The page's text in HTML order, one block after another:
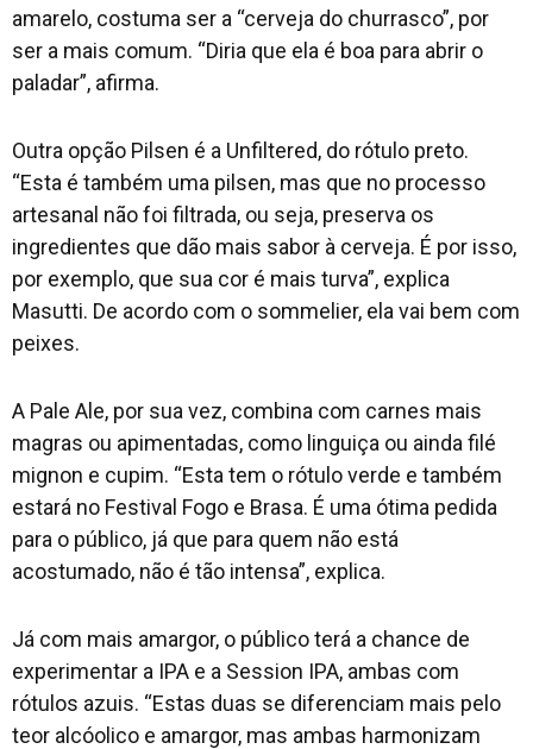
amarelo, costuma ser a “cerveja do churrasco”, por
ser a mais comum. “Diria que ela é boa para abrir o
paladar”, afirma.
Outra opção Pilsen é a Unfiltered, do rótulo preto.
“Esta é também uma pilsen, mas que no processo
artesanal não foi filtrada, ou seja, preserva os
ingredientes que dão mais sabor à cerveja. É por isso,
por exemplo, que sua cor é mais turva”, explica
Masutti. De acordo com o sommelier, ela vai bem com
peixes.
A Pale Ale, por sua vez, combina com carnes mais
magras ou apimentadas, como linguiça ou ainda filé
mignon e cupim. “Esta tem o rótulo verde e também
estará no Festival Fogo e Brasa. É uma ótima pedida
para o público, já que para quem não está
acostumado, não é tão intensa”, explica.
Já com mais amargor, o público terá a chance de
experimentar a IPA e a Session IPA, ambas com
rótulos azuis. “Estas duas se diferenciam mais pelo
teor alcóolico e amargor, mas ambas harmonizam